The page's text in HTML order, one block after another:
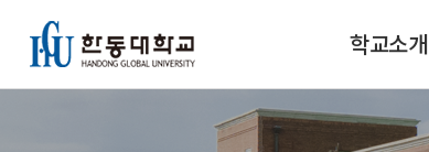
학교소개